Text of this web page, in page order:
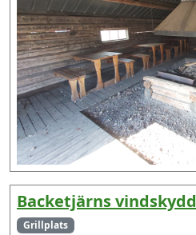
Backetjärns vindskydd
Grillplats